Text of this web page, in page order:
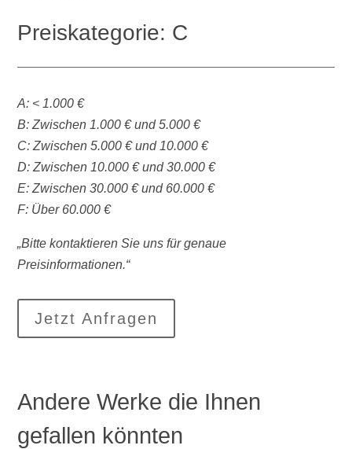
Preiskategorie: C
A: < 1.000 €
B: Zwischen 1.000 € und 5.000 €
C: Zwischen 5.000 € und 10.000 €
D: Zwischen 10.000 € und 30.000 €
E: Zwischen 30.000 € und 60.000 €
F: Über 60.000 €
„Bitte kontaktieren Sie uns für genaue
Preisinformationen.“
Jetzt Anfragen
Andere Werke die Ihnen
gefallen könnten